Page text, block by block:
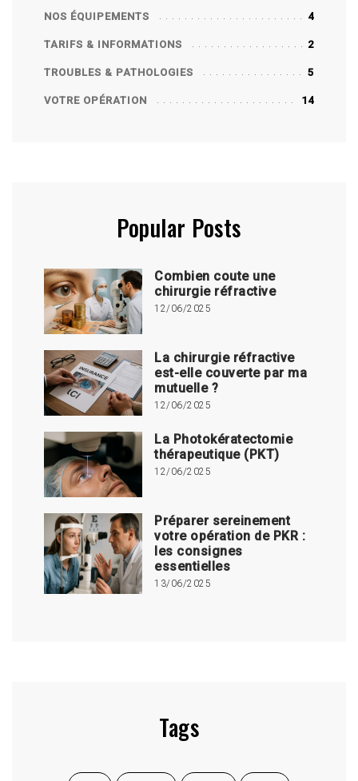
NOS ÉQUIPEMENTS 4
TARIFS & INFORMATIONS 2
TROUBLES & PATHOLOGIES 5
VOTRE OPÉRATION 14
Popular Posts
Combien coute une
chirurgie réfractive
12/06/2025
La chirurgie réfractive
est-elle couverte par ma
mutuelle ?
12/06/2025
La Photokératectomie
thérapeutique (PKT)
12/06/2025
Préparer sereinement
votre opération de PKR :
les consignes
essentielles
13/06/2025
Tags